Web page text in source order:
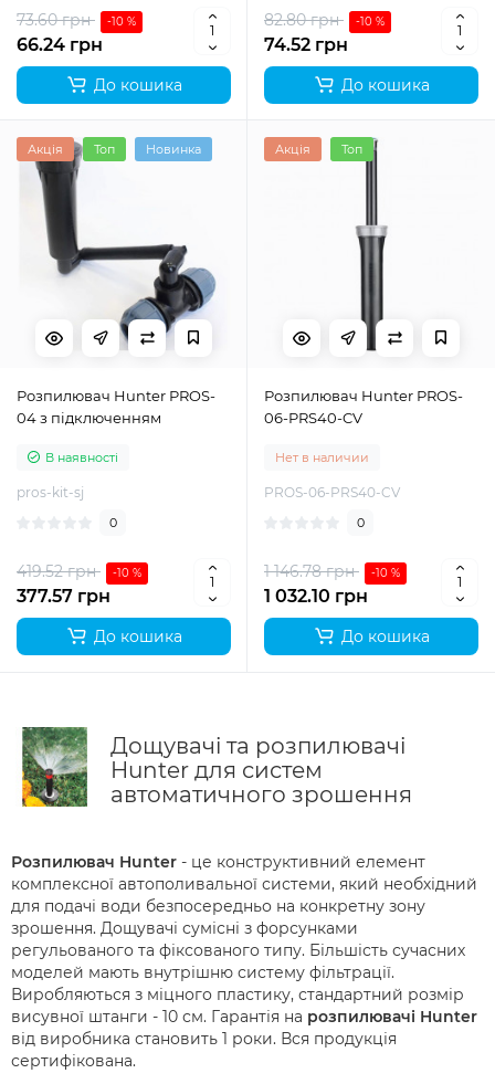
73.60 грн -10 %
66.24 грн
До кошика
82.80 грн -10 %
74.52 грн
До кошика
Акція Топ Новинка
Розпилювач Hunter PROS-
04 з підключенням
В наявності
pros-kit-sj
0
419.52 грн -10 %
377.57 грн
До кошика
Акція Топ
Розпилювач Hunter PROS-
06-PRS40-CV
Нет в наличии
PROS-06-PRS40-CV
0
1 146.78 грн -10 %
1 032.10 грн
До кошика
Дощувачі та розпилювачі
Hunter для систем
автоматичного зрошення
Розпилювач Hunter - це конструктивний елемент
комплексної автополивальної системи, який необхідний
для подачі води безпосередньо на конкретну зону
зрошення. Дощувачі сумісні з форсунками
регульованого та фіксованого типу. Більшість сучасних
моделей мають внутрішню систему фільтрації.
Виробляються з міцного пластику, стандартний розмір
висувної штанги - 10 см. Гарантія на розпилювачі Hunter
від виробника становить 1 роки. Вся продукція
сертифікована.